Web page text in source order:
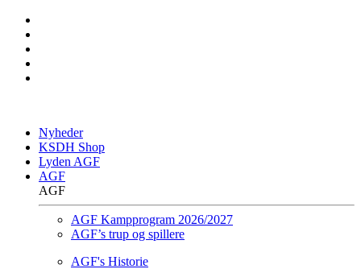
Nyheder
KSDH Shop
Lyden AGF
AGF
AGF
AGF Kampprogram 2026/2027
AGF’s trup og spillere
AGF's Historie